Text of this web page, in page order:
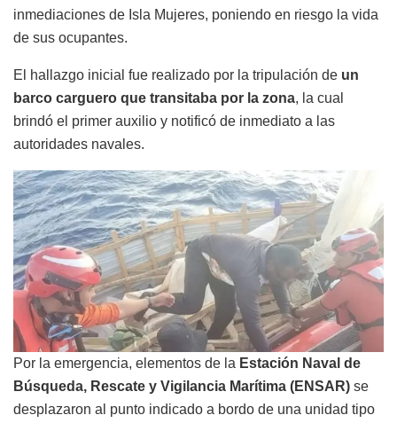
inmediaciones de Isla Mujeres, poniendo en riesgo la vida
de sus ocupantes.
El hallazgo inicial fue realizado por la tripulación de un
barco carguero que transitaba por la zona, la cual
brindó el primer auxilio y notificó de inmediato a las
autoridades navales.
Por la emergencia, elementos de la Estación Naval de
Búsqueda, Rescate y Vigilancia Marítima (ENSAR) se
desplazaron al punto indicado a bordo de una unidad tipo